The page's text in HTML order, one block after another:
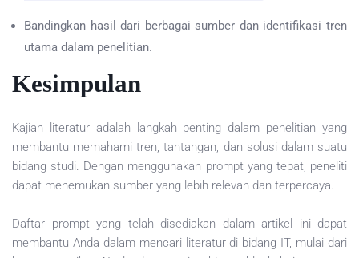
Bandingkan hasil dari berbagai sumber dan identifikasi tren
utama dalam penelitian.
Kesimpulan
Kajian literatur adalah langkah penting dalam penelitian yang
membantu memahami tren, tantangan, dan solusi dalam suatu
bidang studi. Dengan menggunakan prompt yang tepat, peneliti
dapat menemukan sumber yang lebih relevan dan terpercaya.
Daftar prompt yang telah disediakan dalam artikel ini dapat
membantu Anda dalam mencari literatur di bidang IT, mulai dari